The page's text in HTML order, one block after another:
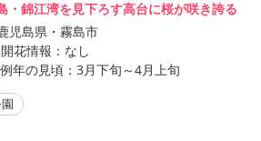
・錦江湾を見下ろす高台に桜が咲き誇る
児島県・霧島市
開花情報： なし
例年の見頃： 3月下旬～4月上旬